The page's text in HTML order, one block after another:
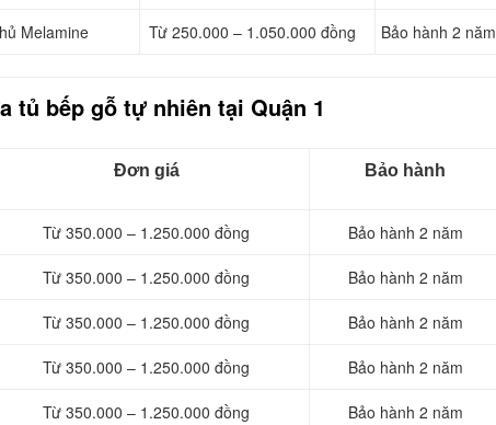
Melamine Từ 250.000 – 1.050.000 đồng Bảo hành 2 năm
tủ bếp gỗ tự nhiên tại Quận 1
Đơn giá Bảo hành
Từ 350.000 – 1.250.000 đồng Bảo hành 2 năm
Từ 350.000 – 1.250.000 đồng Bảo hành 2 năm
Từ 350.000 – 1.250.000 đồng Bảo hành 2 năm
Từ 350.000 – 1.250.000 đồng Bảo hành 2 năm
Từ 350.000 – 1.250.000 đồng Bảo hành 2 năm